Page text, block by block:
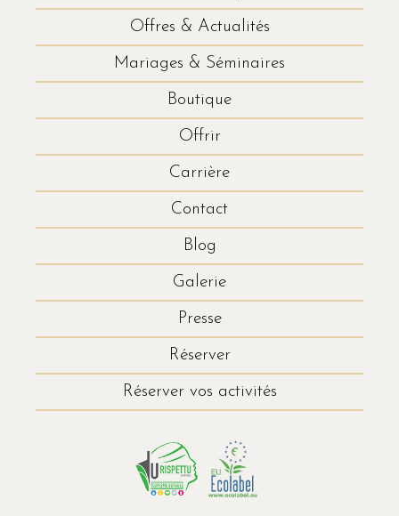
Offres & Actualités
Mariages & Séminaires
Boutique
Offrir
Carrière
Contact
Blog
Galerie
Presse
Réserver
Réserver vos activités